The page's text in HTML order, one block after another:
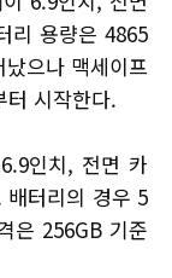
리 용량은 4865
으나 맥세이프
터 시작한다.
인치, 전면 카
터리의 경우 5
은 256GB 기준